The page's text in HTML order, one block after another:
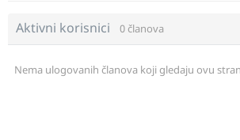
Aktivni korisnici 0 članova
Nema ulogovanih članova koji gledaju ovu